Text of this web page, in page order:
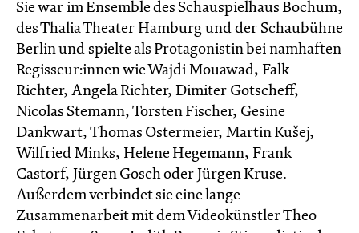
Sie war im Ensemble des Schauspielhaus Bochum,
des Thalia Theater Hamburg und der Schaubühne
Berlin und spielte als Protagonistin bei namhaften
Regisseur:innen wie Wajdi Mouawad, Falk
Richter, Angela Richter, Dimiter Gotscheff,
Nicolas Stemann, Torsten Fischer, Gesine
Dankwart, Thomas Ostermeier, Martin Kušej,
Wilfried Minks, Helene Hegemann, Frank
Castorf, Jürgen Gosch oder Jürgen Kruse.
Außerdem verbindet sie eine lange
Zusammenarbeit mit dem Videokünstler Theo